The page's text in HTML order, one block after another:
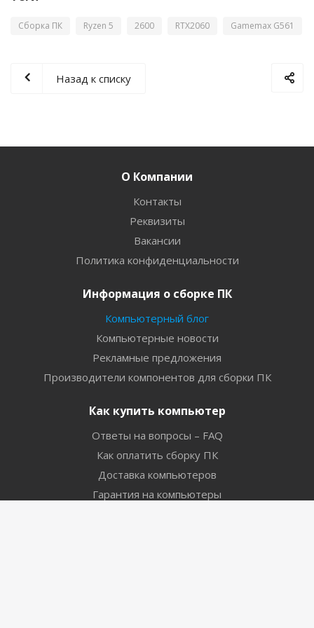
Сборка ПК Ryzen 5 2600 RTX2060 Gamemax G561
Назад к списку
О Компании
Контакты
Реквизиты
Вакансии
Политика конфиденциальности
Информация о сборке ПК
Компьютерный блог
Компьютерные новости
Рекламные предложения
Производители компонентов для сборки ПК
Как купить компьютер
Ответы на вопросы – FAQ
Как оплатить сборку ПК
Доставка компьютеров
Гарантия на компьютеры